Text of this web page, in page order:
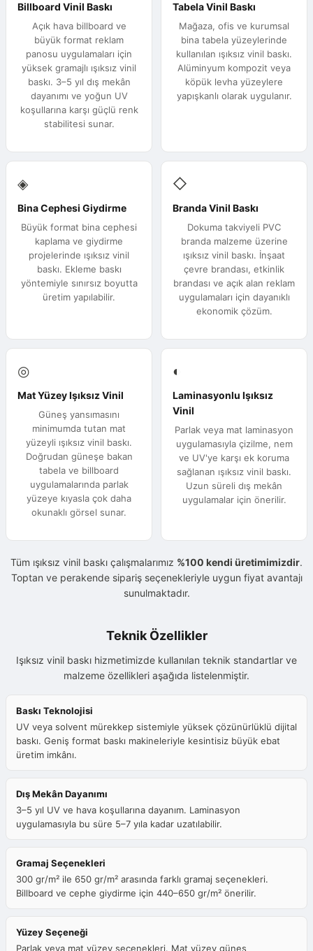
Billboard Vinil Baskı
Açık hava billboard ve
büyük format reklam
panosu uygulamaları için
yüksek gramajlı ışıksız vinil
baskı. 3–5 yıl dış mekân
dayanımı ve yoğun UV
koşullarına karşı güçlü renk
stabilitesi sunar.
Tabela Vinil Baskı
Mağaza, ofis ve kurumsal
bina tabela yüzeylerinde
kullanılan ışıksız vinil baskı.
Alüminyum kompozit veya
köpük levha yüzeylere
yapışkanlı olarak uygulanır.
◈
Bina Cephesi Giydirme
Büyük format bina cephesi
kaplama ve giydirme
projelerinde ışıksız vinil
baskı. Ekleme baskı
yöntemiyle sınırsız boyutta
üretim yapılabilir.
◇
Branda Vinil Baskı
Dokuma takviyeli PVC
branda malzeme üzerine
ışıksız vinil baskı. İnşaat
çevre brandası, etkinlik
brandası ve açık alan reklam
uygulamaları için dayanıklı
ekonomik çözüm.
◎
Mat Yüzey Işıksız Vinil
Güneş yansımasını
minimumda tutan mat
yüzeyli ışıksız vinil baskı.
Doğrudan güneşe bakan
tabela ve billboard
uygulamalarında parlak
yüzeye kıyasla çok daha
okunaklı görsel sunar.
◐
Laminasyonlu Işıksız
Vinil
Parlak veya mat laminasyon
uygulamasıyla çizilme, nem
ve UV'ye karşı ek koruma
sağlanan ışıksız vinil baskı.
Uzun süreli dış mekân
uygulamalar için önerilir.
Tüm ışıksız vinil baskı çalışmalarımız %100 kendi üretimimizdir.
Toptan ve perakende sipariş seçenekleriyle uygun fiyat avantajı
sunulmaktadır.
Teknik Özellikler
Işıksız vinil baskı hizmetimizde kullanılan teknik standartlar ve
malzeme özellikleri aşağıda listelenmiştir.
Baskı Teknolojisi
UV veya solvent mürekkep sistemiyle yüksek çözünürlüklü dijital
baskı. Geniş format baskı makineleriyle kesintisiz büyük ebat
üretim imkânı.
Dış Mekân Dayanımı
3–5 yıl UV ve hava koşullarına dayanım. Laminasyon
uygulamasıyla bu süre 5–7 yıla kadar uzatılabilir.
Gramaj Seçenekleri
300 gr/m² ile 650 gr/m² arasında farklı gramaj seçenekleri.
Billboard ve cephe giydirme için 440–650 gr/m² önerilir.
Yüzey Seçeneği
Parlak veya mat yüzey seçenekleri. Mat yüzey güneş